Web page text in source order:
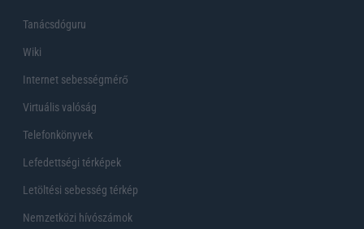
Tanácsdóguru
Wiki
Internet sebességmérő
Virtuális valóság
Telefonkönyvek
Lefedettségi térképek
Letöltési sebesség térkép
Nemzetközi hívószámok